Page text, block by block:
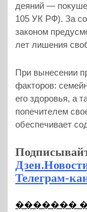
деяний —
105 УК РФ). За
законом
лет лишения
При вынесении
факторов:
его здоровья, а
попечителем
обеспечивает
Телеграм-
�������